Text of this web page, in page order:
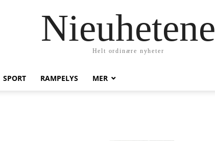
Nieuhetene
Helt ordinære nyheter
SPORT RAMPELYS MER